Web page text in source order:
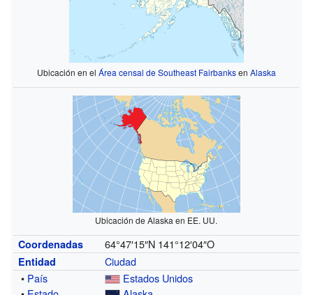
Ubicación en el Área censal de Southeast Fairbanksen Alaska
Ubicación de Alaska en EE. UU.
Coordenadas 64°47′15″N 141°12′04″O
Entidad
Ciudad
• País
Estados Unidos